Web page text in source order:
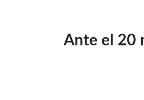
Ante el 20